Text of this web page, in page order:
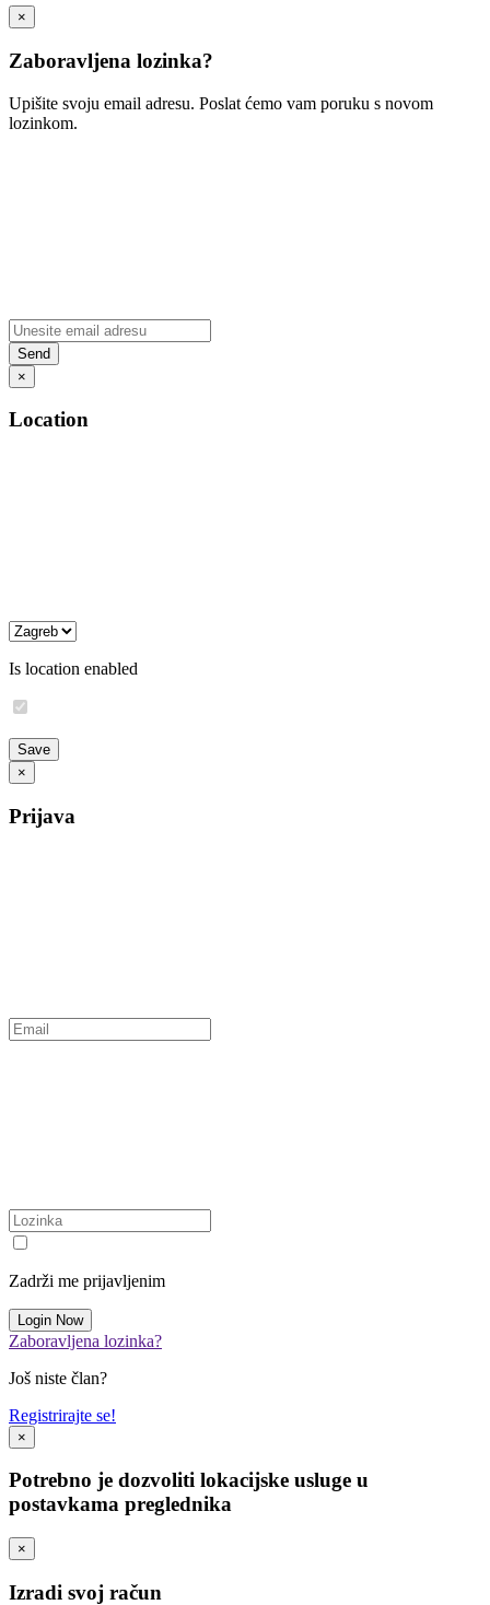
×
Zaboravljena lozinka?
Upišite svoju email adresu. Poslat ćemo vam poruku s novom
lozinkom.
×
Location
Is location enabled
×
Prijava
Zadrži me prijavljenim
Zaboravljena lozinka?
Još niste član?
Registrirajte se!
×
Potrebno je dozvoliti lokacijske usluge u
postavkama preglednika
×
Izradi svoj račun